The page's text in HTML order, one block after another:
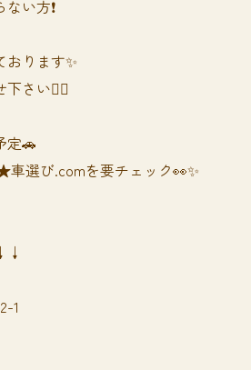
い方❗️
ります✨
さい🙆‍♀️
定🚗
選び.comを要チェック👀✨
1